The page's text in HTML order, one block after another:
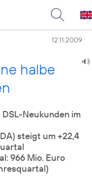
12.11.2009
halbe
Neukunden im
steigt um +22,4
966 Mio. Euro